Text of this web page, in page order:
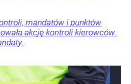
mandatów i punktów
akcję kontroli kierowców.